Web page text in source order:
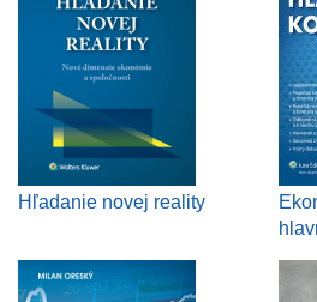
Hľadanie novej reality